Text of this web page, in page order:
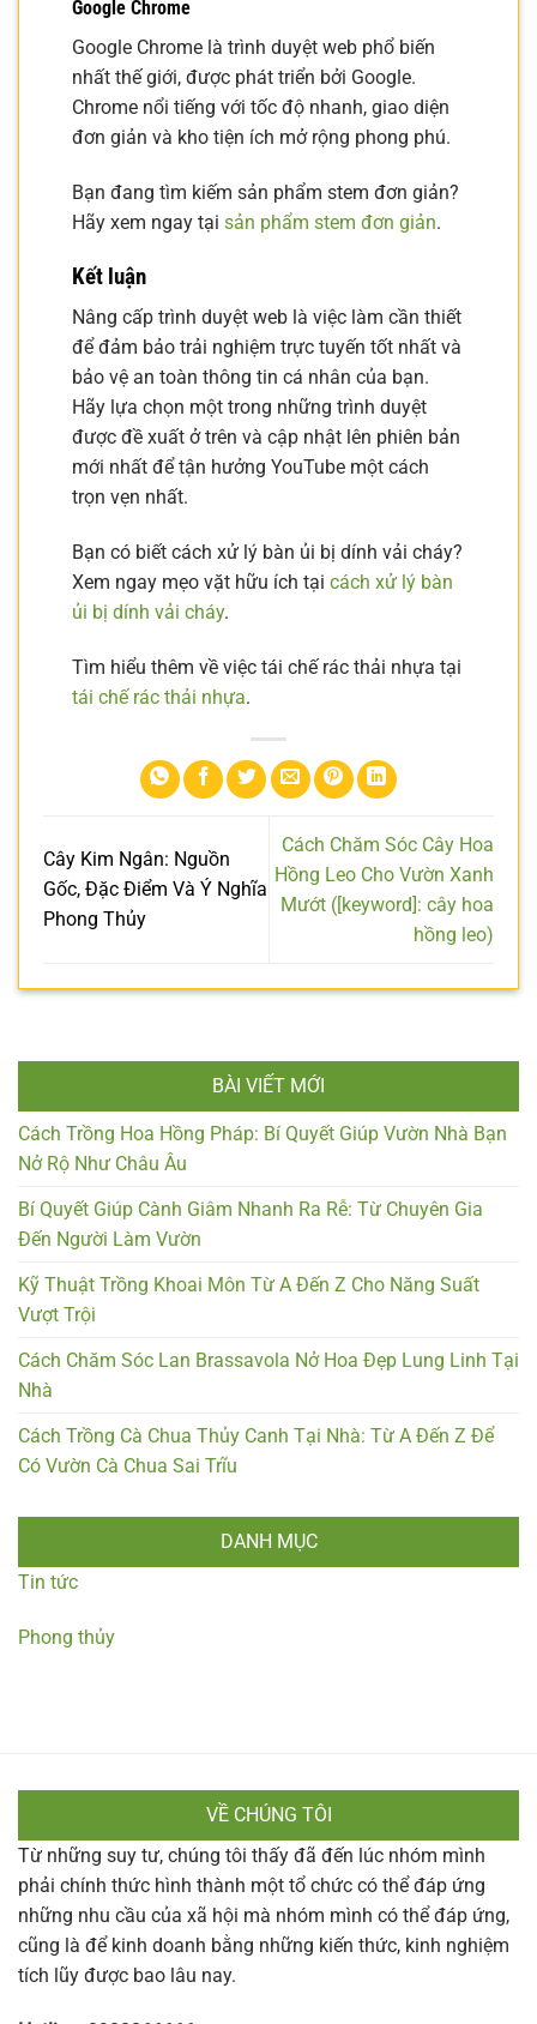
Google Chrome
Google Chrome là trình duyệt web phổ biến
nhất thế giới, được phát triển bởi Google.
Chrome nổi tiếng với tốc độ nhanh, giao diện
đơn giản và kho tiện ích mở rộng phong phú.
Bạn đang tìm kiếm sản phẩm stem đơn giản?
Hãy xem ngay tại sản phẩm stem đơn giản.
Kết luận
Nâng cấp trình duyệt web là việc làm cần thiết
để đảm bảo trải nghiệm trực tuyến tốt nhất và
bảo vệ an toàn thông tin cá nhân của bạn.
Hãy lựa chọn một trong những trình duyệt
được đề xuất ở trên và cập nhật lên phiên bản
mới nhất để tận hưởng YouTube một cách
trọn vẹn nhất.
Bạn có biết cách xử lý bàn ủi bị dính vải cháy?
Xem ngay mẹo vặt hữu ích tại cách xử lý bàn
ủi bị dính vải cháy.
Tìm hiểu thêm về việc tái chế rác thải nhựa tại
tái chế rác thải nhựa.
Cây Kim Ngân: Nguồn
Gốc, Đặc Điểm Và Ý Nghĩa
Phong Thủy
Cách Chăm Sóc Cây Hoa
Hồng Leo Cho Vườn Xanh
Mướt ([keyword]: cây hoa
hồng leo)
BÀI VIẾT MỚI
Cách Trồng Hoa Hồng Pháp: Bí Quyết Giúp Vườn Nhà Bạn
Nở Rộ Như Châu Âu
Bí Quyết Giúp Cành Giâm Nhanh Ra Rễ: Từ Chuyên Gia
Đến Người Làm Vườn
Kỹ Thuật Trồng Khoai Môn Từ A Đến Z Cho Năng Suất
Vượt Trội
Cách Chăm Sóc Lan Brassavola Nở Hoa Đẹp Lung Linh Tại
Nhà
Cách Trồng Cà Chua Thủy Canh Tại Nhà: Từ A Đến Z Để
Có Vườn Cà Chua Sai Trĩu
DANH MỤC
Tin tức
Phong thủy
VỀ CHÚNG TÔI
Từ những suy tư, chúng tôi thấy đã đến lúc nhóm mình
phải chính thức hình thành một tổ chức có thể đáp ứng
những nhu cầu của xã hội mà nhóm mình có thể đáp ứng,
cũng là để kinh doanh bằng những kiến thức, kinh nghiệm
tích lũy được bao lâu nay.